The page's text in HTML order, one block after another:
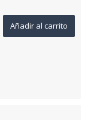
Añadir al carrito